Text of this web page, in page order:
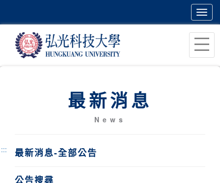
最新消息
News
::: 最新消息-全部公告
公告搜尋